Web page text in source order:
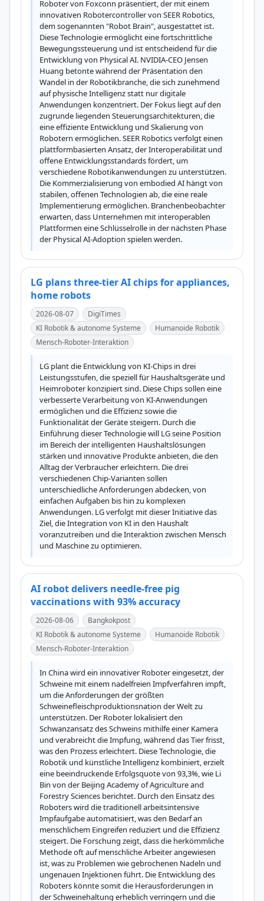
Roboter von Foxconn präsentiert, der mit einem
innovativen Robotercontroller von SEER Robotics,
dem sogenannten "Robot Brain", ausgestattet ist.
Diese Technologie ermöglicht eine fortschrittliche
Bewegungssteuerung und ist entscheidend für die
Entwicklung von Physical AI. NVIDIA-CEO Jensen
Huang betonte während der Präsentation den
Wandel in der Robotikbranche, die sich zunehmend
auf physische Intelligenz statt nur digitale
Anwendungen konzentriert. Der Fokus liegt auf den
zugrunde liegenden Steuerungsarchitekturen, die
eine effiziente Entwicklung und Skalierung von
Robotern ermöglichen. SEER Robotics verfolgt einen
plattformbasierten Ansatz, der Interoperabilität und
offene Entwicklungsstandards fördert, um
verschiedene Robotikanwendungen zu unterstützen.
Die Kommerzialisierung von embodied AI hängt von
stabilen, offenen Technologien ab, die eine reale
Implementierung ermöglichen. Branchenbeobachter
erwarten, dass Unternehmen mit interoperablen
Plattformen eine Schlüsselrolle in der nächsten Phase
der Physical AI-Adoption spielen werden.
LG plans three-tier AI chips for appliances,
home robots
2026-08-07
DigiTimes
KI Robotik & autonome Systeme
Humanoide Robotik
Mensch-Roboter-Interaktion
LG plant die Entwicklung von KI-Chips in drei
Leistungsstufen, die speziell für Haushaltsgeräte und
Heimroboter konzipiert sind. Diese Chips sollen eine
verbesserte Verarbeitung von KI-Anwendungen
ermöglichen und die Effizienz sowie die
Funktionalität der Geräte steigern. Durch die
Einführung dieser Technologie will LG seine Position
im Bereich der intelligenten Haushaltslösungen
stärken und innovative Produkte anbieten, die den
Alltag der Verbraucher erleichtern. Die drei
verschiedenen Chip-Varianten sollen
unterschiedliche Anforderungen abdecken, von
einfachen Aufgaben bis hin zu komplexen
Anwendungen. LG verfolgt mit dieser Initiative das
Ziel, die Integration von KI in den Haushalt
voranzutreiben und die Interaktion zwischen Mensch
und Maschine zu optimieren.
AI robot delivers needle-free pig
vaccinations with 93% accuracy
2026-08-06
Bangkokpost
KI Robotik & autonome Systeme
Humanoide Robotik
Mensch-Roboter-Interaktion
In China wird ein innovativer Roboter eingesetzt, der
Schweine mit einem nadelfreien Impfverfahren impft,
um die Anforderungen der größten
Schweinefleischproduktionsnation der Welt zu
unterstützen. Der Roboter lokalisiert den
Schwanzansatz des Schweins mithilfe einer Kamera
und verabreicht die Impfung, während das Tier frisst,
was den Prozess erleichtert. Diese Technologie, die
Robotik und künstliche Intelligenz kombiniert, erzielt
eine beeindruckende Erfolgsquote von 93,3%, wie Li
Bin von der Beijing Academy of Agriculture and
Forestry Sciences berichtet. Durch den Einsatz des
Roboters wird die traditionell arbeitsintensive
Impfaufgabe automatisiert, was den Bedarf an
menschlichem Eingreifen reduziert und die Effizienz
steigert. Die Forschung zeigt, dass die herkömmliche
Methode oft auf menschliche Arbeiter angewiesen
ist, was zu Problemen wie gebrochenen Nadeln und
ungenauen Injektionen führt. Die Entwicklung des
Roboters könnte somit die Herausforderungen in
der Schweinehaltung erheblich verringern und die